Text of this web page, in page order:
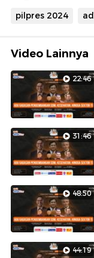
pilpres 2024
Video Lainnya
22:46
31:46
48:50
44:19